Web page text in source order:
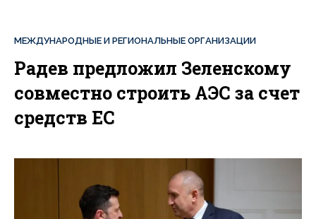
МЕЖДУНАРОДНЫЕ И РЕГИОНАЛЬНЫЕ ОРГАНИЗАЦИИ
Радев предложил Зеленскому
совместно строить АЭС за счет
средств ЕС